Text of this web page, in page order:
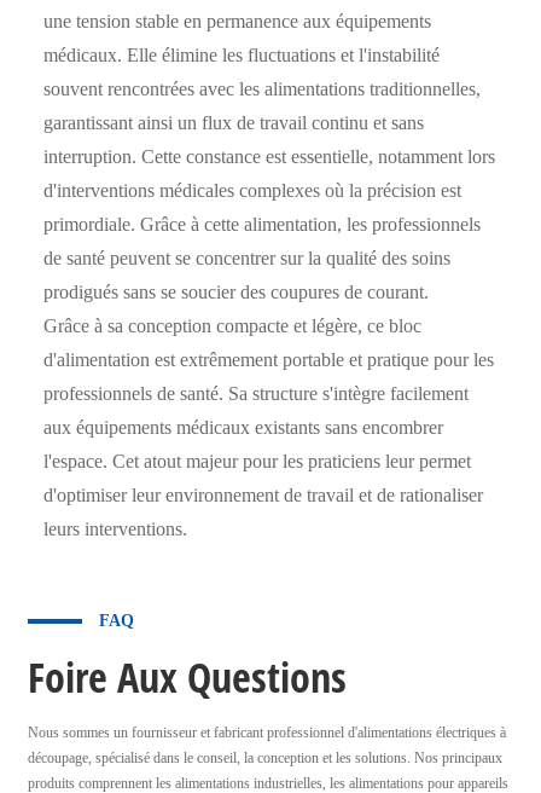
une tension stable en permanence aux équipements
médicaux. Elle élimine les fluctuations et l'instabilité
souvent rencontrées avec les alimentations traditionnelles,
garantissant ainsi un flux de travail continu et sans
interruption. Cette constance est essentielle, notamment lors
d'interventions médicales complexes où la précision est
primordiale. Grâce à cette alimentation, les professionnels
de santé peuvent se concentrer sur la qualité des soins
prodigués sans se soucier des coupures de courant.
Grâce à sa conception compacte et légère, ce bloc
d'alimentation est extrêmement portable et pratique pour les
professionnels de santé. Sa structure s'intègre facilement
aux équipements médicaux existants sans encombrer
l'espace. Cet atout majeur pour les praticiens leur permet
d'optimiser leur environnement de travail et de rationaliser
leurs interventions.
FAQ
Foire Aux Questions
Nous sommes un fournisseur et fabricant professionnel d'alimentations électriques à
découpage, spécialisé dans le conseil, la conception et les solutions. Nos principaux
produits comprennent les alimentations industrielles, les alimentations pour appareils